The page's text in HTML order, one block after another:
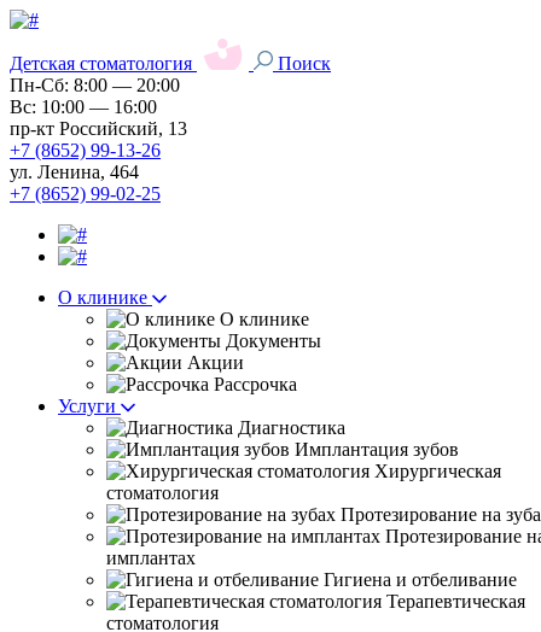
Детская стоматология
Поиск
Пн-Сб: 8:00 — 20:00
Вс: 10:00 — 16:00
пр-кт Российский, 13
+7 (8652) 99-13-26
ул. Ленина, 464
+7 (8652) 99-02-25
О клинике
О клинике
Документы
Акции
Рассрочка
Услуги
Диагностика
Имплантация зубов
Хирургическая
стоматология
Протезирование на
Протезирование
имплантах
Гигиена и отбеливание
Терапевтическая
стоматология